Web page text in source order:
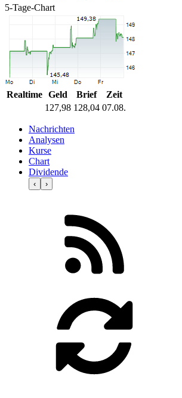
5-Tage-Chart
Realtime Geld Brief
Zeit
127,98 128,04 07.08.
Nachrichten
Analysen
Kurse
Chart
Dividende
‹ ›